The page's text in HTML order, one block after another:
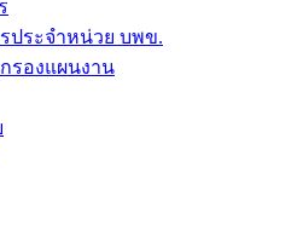
ประจำหน่วย บพข.
รองแผนงาน